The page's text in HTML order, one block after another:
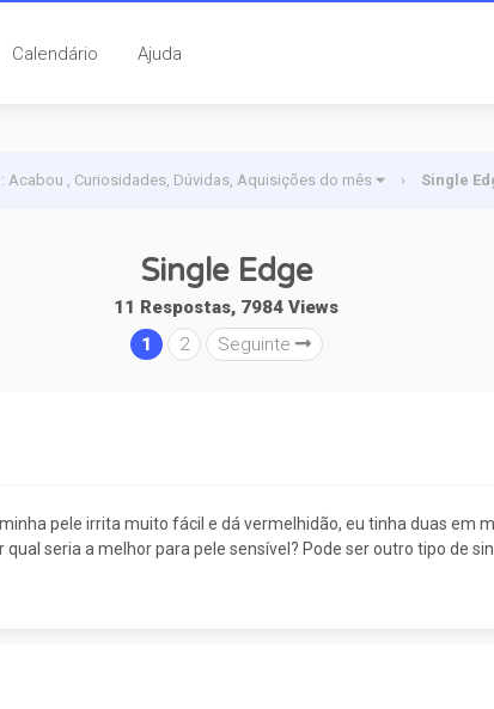
Calendário Ajuda
Acabou , Curiosidades, Dúvidas, Aquisições do mês › Single
Single Edge
11 Respostas, 7984 Views
1
2 Seguinte
pele irrita muito fácil e dá vermelhidão, eu tinha duas em
seria a melhor para pele sensível? Pode ser outro tipo de